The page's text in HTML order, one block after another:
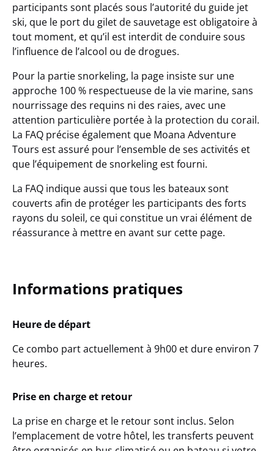
participants sont placés sous l’autorité du guide jet
ski, que le port du gilet de sauvetage est obligatoire à
tout moment, et qu’il est interdit de conduire sous
l’influence de l’alcool ou de drogues.
Pour la partie snorkeling, la page insiste sur une
approche 100 % respectueuse de la vie marine, sans
nourrissage des requins ni des raies, avec une
attention particulière portée à la protection du corail.
La FAQ précise également que Moana Adventure
Tours est assuré pour l’ensemble de ses activités et
que l’équipement de snorkeling est fourni.
La FAQ indique aussi que tous les bateaux sont
couverts afin de protéger les participants des forts
rayons du soleil, ce qui constitue un vrai élément de
réassurance à mettre en avant sur cette page.
Informations pratiques
Heure de départ
Ce combo part actuellement à 9h00 et dure environ 7
heures.
Prise en charge et retour
La prise en charge et le retour sont inclus. Selon
l’emplacement de votre hôtel, les transferts peuvent